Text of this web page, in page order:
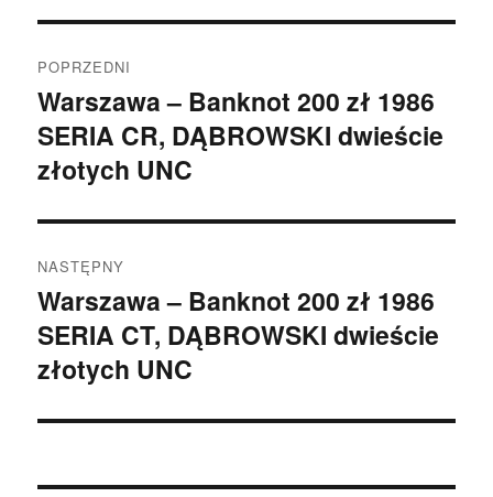
wpisu
POPRZEDNI
Poprzedni
wpis:
Warszawa – Banknot 200 zł 1986
SERIA CR, DĄBROWSKI dwieście
złotych UNC
NASTĘPNY
Następny
wpis:
Warszawa – Banknot 200 zł 1986
SERIA CT, DĄBROWSKI dwieście
złotych UNC